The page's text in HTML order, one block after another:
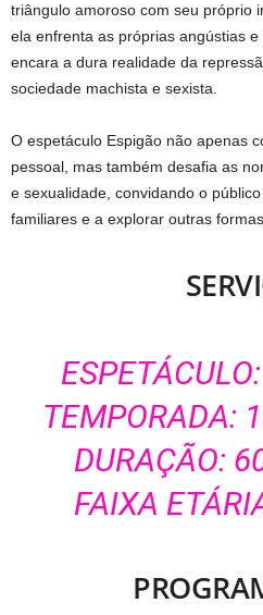
triângulo amoroso com seu próprio
ela enfrenta as próprias angústias
encara a dura realidade da
sociedade machista e sexista.
O espetáculo Espigão não apenas
pessoal, mas também desafia as
e sexualidade, convidando o
familiares e a explorar outras
TEMPORADA:
DURAÇÃO:
FAIXA